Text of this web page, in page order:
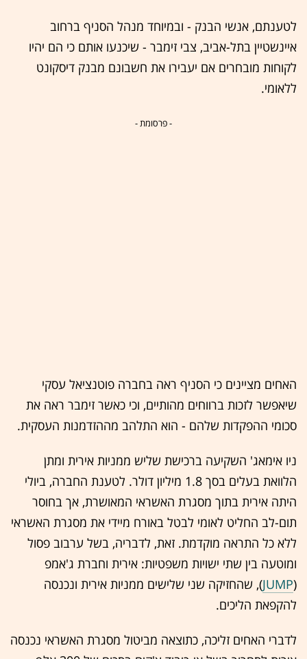
לטענתם, אנשי הבנק - ובמיוחד מנהל הסניף ברחוב
איינשטיין בתל-אביב, צבי זימבר - שיכנעו אותם כי הם יהיו
לקוחות מובחרים אם יעבירו את חשבונם מבנק דיסקונט
ללאומי.
- פרסומת -
האחים מציינים כי הסניף ראה בחברה פוטנציאל עסקי
שיאפשר לזכות ברווחים מהותיים, וכי כאשר זימבר ראה את
סכומי ההפקדות שלהם - הוא התלהב מההזדמנות העסקית.
ניו אימאג' השקיעה ברכישת שליש ממניות אירית ומתן
הלוואת בעלים בסך 1.8 מיליון דולר. לטענת החברה, ביולי
היתה אירית בתוך מסגרת האשראי המאושרת, אך בחוסר
תום-לב החליט לאומי לבטל באורח מיידי את מסגרת האשראי
ללא כל התראה מוקדמת. זאת, לדבריה, בשל ערבוב פסול
ומוטעה בין שתי ישויות משפטיות: אירית וחברת ג'אמפ
(
JUMP), שהחזיקה שני שלישים ממניות אירית ונכנסה
להקפאת הליכים.
לדברי האחים זליכה, כתוצאה מביטול מסגרת האשראי נכנסה